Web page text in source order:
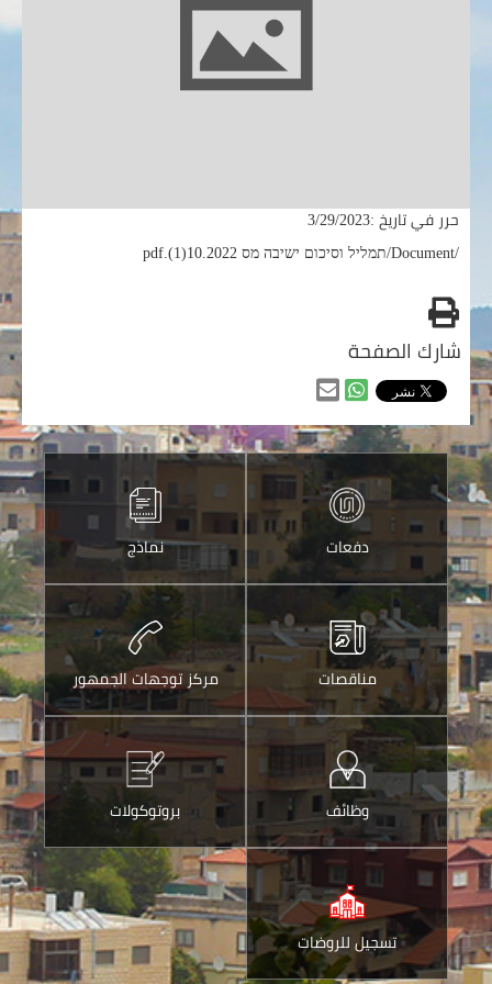
حرر في تاريخ :3/29/2023
/Document/תמליל וסיכום ישיבה מס 10.2022(1).pdf
طباعه
شارك الصفحة
مشاركه
من
خلال
الواتس
اب
مشاركه
من
خلال
ارسالها
عبر
البريد
الالكتروني
دفعات نماذج
مناقصات مركز توجهات الجمهور
وظائف بروتوكولات
تسجيل للروضات